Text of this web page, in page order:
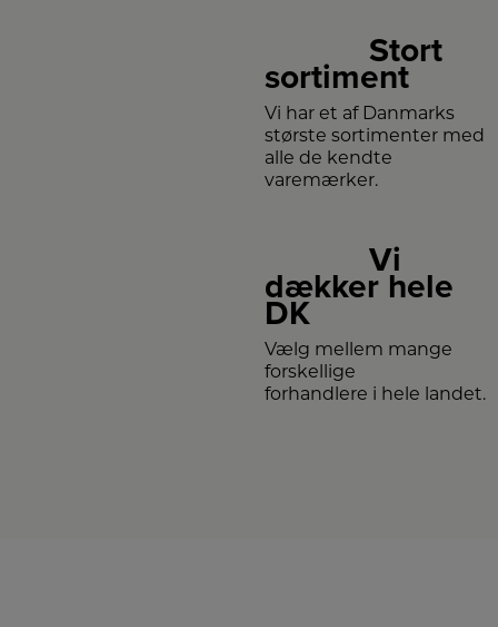
Stort
sortiment
Vi har et af Danmarks
største sortimenter med
alle de kendte
varemærker.
Vi
dækker hele
DK
Vælg mellem mange
forskellige
forhandlere i hele landet.